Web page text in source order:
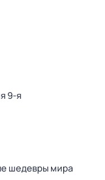
9-я
шедевры мира